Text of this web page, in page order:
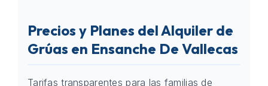
Precios y Planes del Alquiler de
Grúas en Ensanche De Vallecas
Tarifas transparentes para las familias de